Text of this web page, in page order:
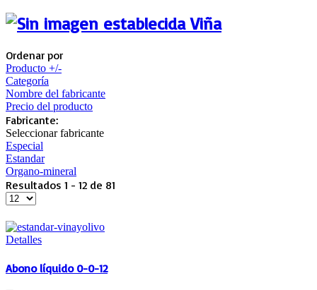
Viña
Ordenar por
Producto +/-
Categoría
Nombre del fabricante
Precio del producto
Fabricante:
Seleccionar fabricante
Especial
Estandar
Organo-mineral
Resultados 1 - 12 de 81
Detalles
Abono líquido 0-0-12